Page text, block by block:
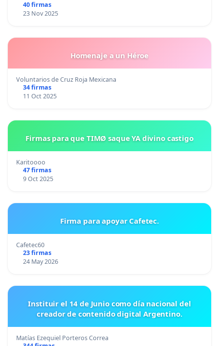
40 firmas
23 Nov 2025
Homenaje a un Héroe
Voluntarios de Cruz Roja Mexicana
34 firmas
11 Oct 2025
Firmas para que TIMØ saque YA divino castigo
Karitoooo
47 firmas
9 Oct 2025
Firma para apoyar Cafetec.
Cafetec60
23 firmas
24 May 2026
Instituir el 14 de Junio como día nacional del
creador de contenido digital Argentino.
Matías Ezequiel Porteros Correa